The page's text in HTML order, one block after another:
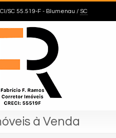
SC 55.519-F - Blumenau / SC
à Venda